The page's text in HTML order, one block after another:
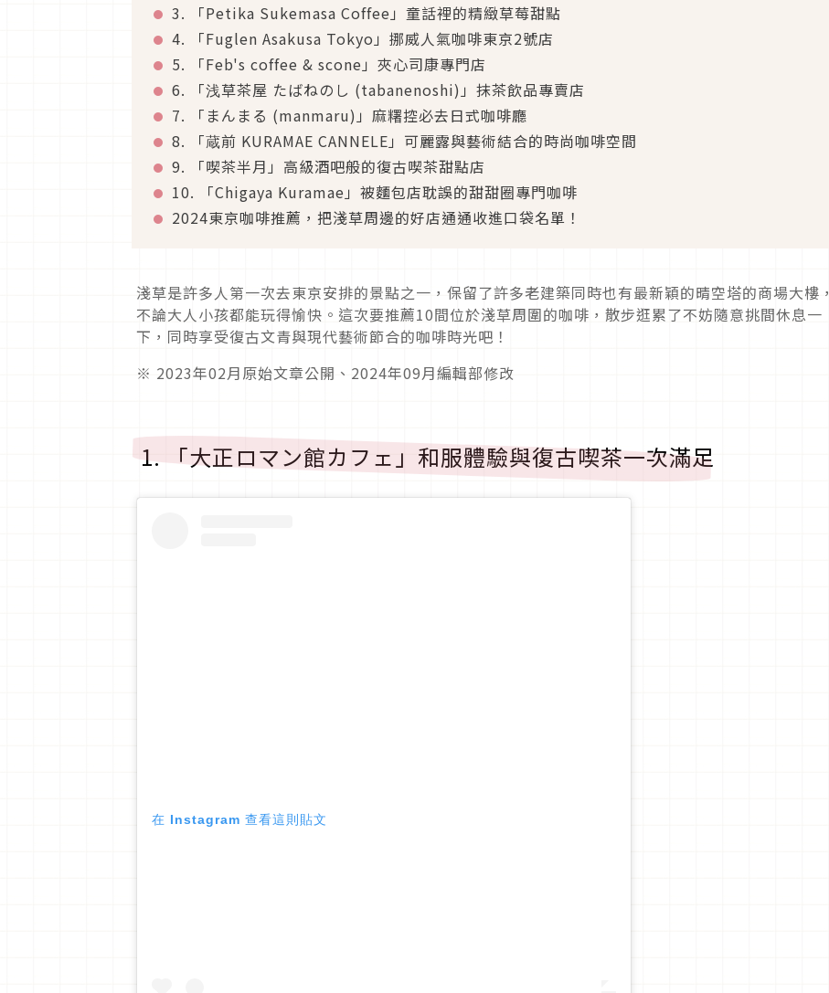
3. 「Petika Sukemasa Coffee」童話裡的精緻草莓甜點
4. 「Fuglen Asakusa Tokyo」挪威人氣咖啡東京2號店
5. 「Feb's coffee & scone」夾心司康專門店
6. 「浅草茶屋 たばねのし (tabanenoshi)」抹茶飲品專賣店
7. 「まんまる (manmaru)」麻糬控必去日式咖啡廳
8. 「蔵前 KURAMAE CANNELE」可麗露與藝術結合的時尚咖啡空間
9. 「喫茶半月」高級酒吧般的復古喫茶甜點店
10. 「Chigaya Kuramae」被麵包店耽誤的甜甜圈專門咖啡
2024東京咖啡推薦，把淺草周邊的好店通通收進口袋名單！
淺草是許多人第一次去東京安排的景點之一，保留了許多老建築同時也有最新穎的晴空塔的商場大樓，
不論大人小孩都能玩得愉快。這次要推薦10間位於淺草周圍的咖啡，散步逛累了不妨隨意挑間休息一
下，同時享受復古文青與現代藝術節合的咖啡時光吧！
※ 2023年02月原始文章公開、2024年09月編輯部修改
1. 「大正ロマン館カフェ」和服體驗與復古喫茶一次滿足
在 Instagram 查看這則貼文